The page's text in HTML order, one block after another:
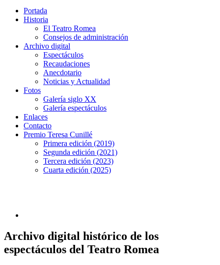
Portada
Historia
El Teatro Romea
Consejos de administración
Archivo digital
Espectáculos
Recaudaciones
Anecdotario
Noticias y Actualidad
Fotos
Galería siglo XX
Galería espectáculos
Enlaces
Contacto
Premio Teresa Cunillé
Primera edición (2019)
Segunda edición (2021)
Tercera edición (2023)
Cuarta edición (2025)
Archivo digital histórico de los
espectáculos del Teatro Romea